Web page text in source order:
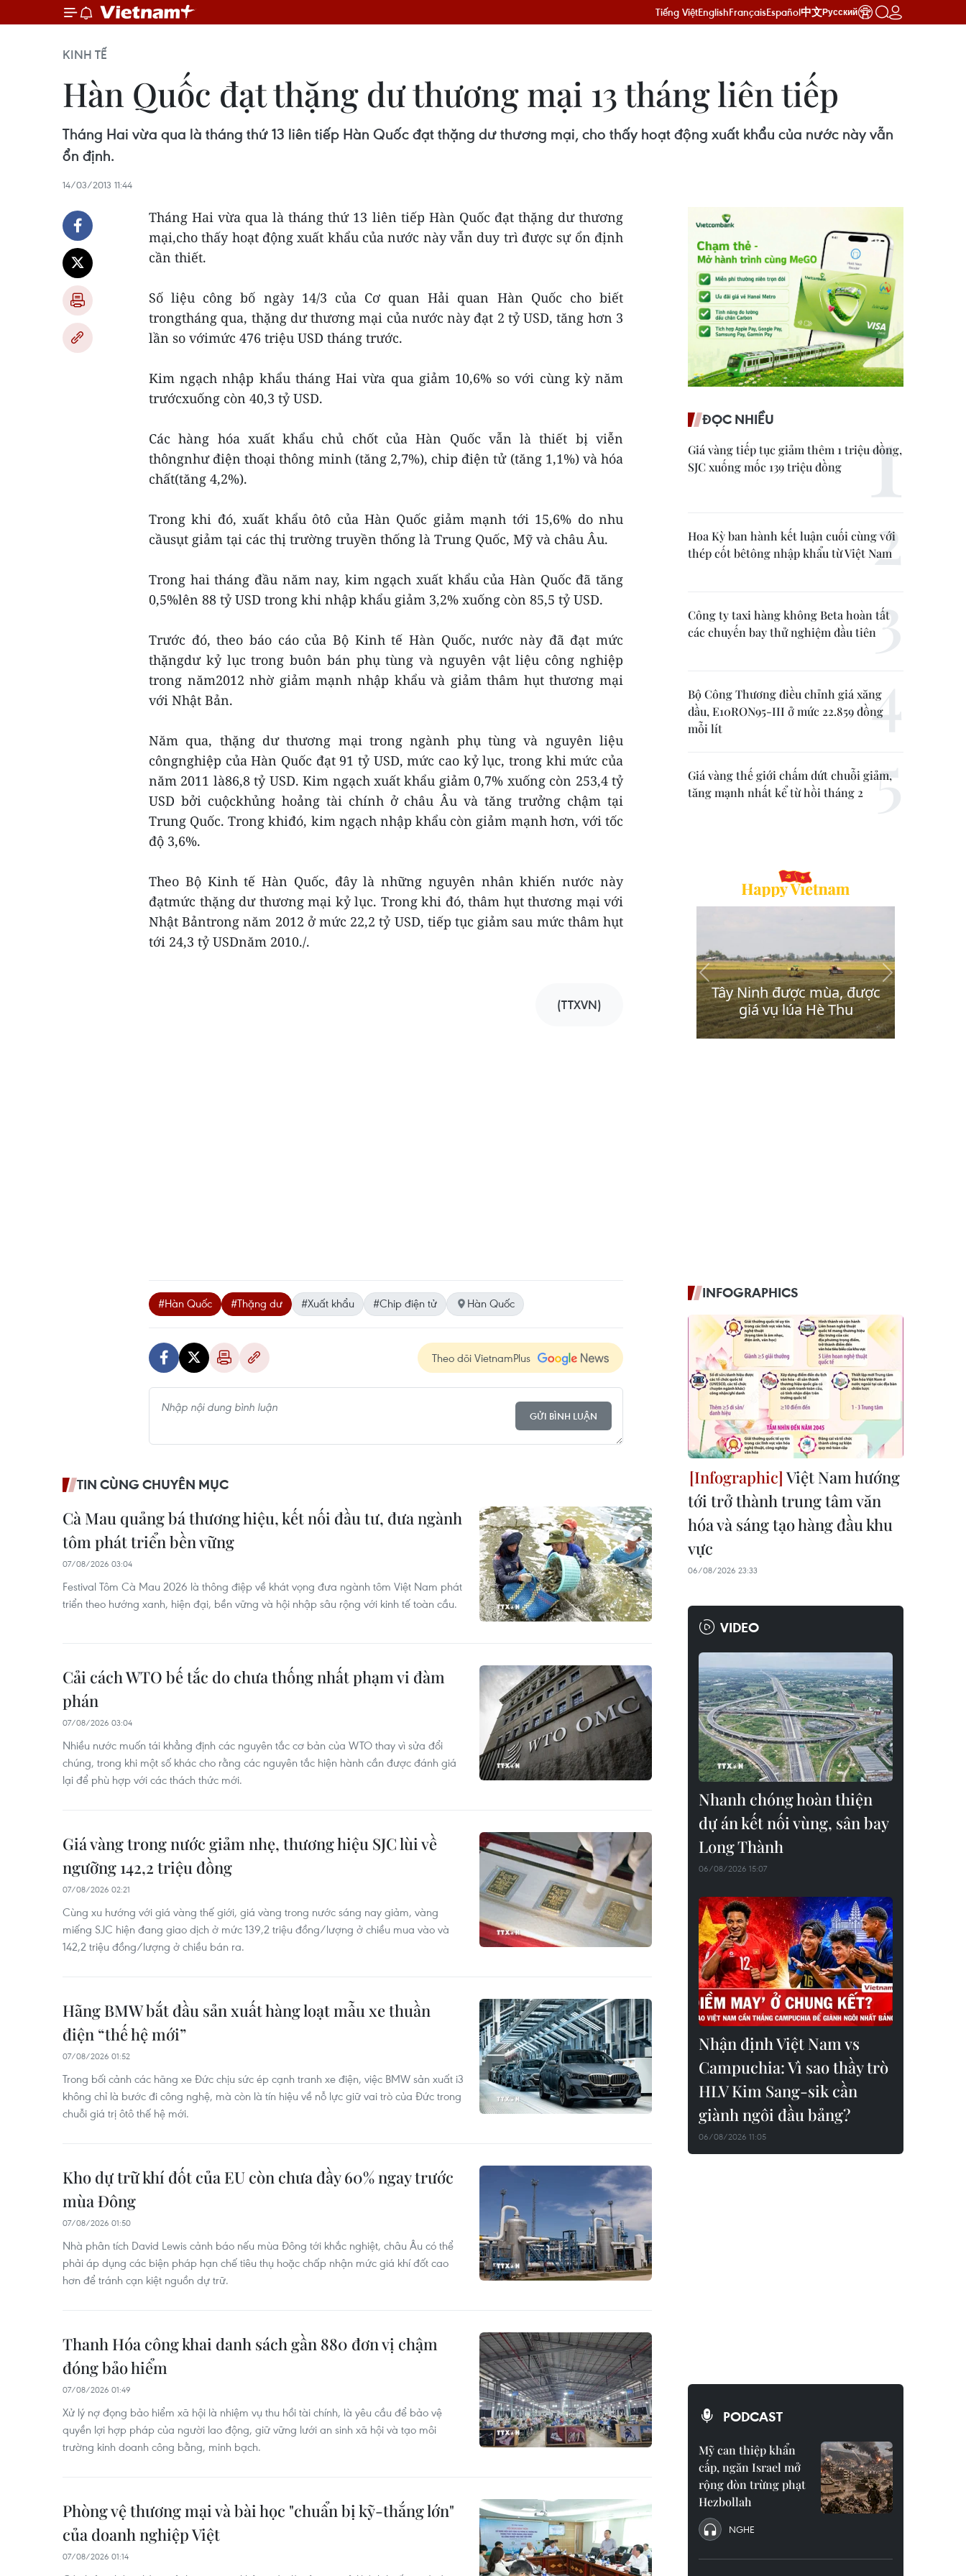
Tiếng ViệtEnglishFrançaisEspañol中文Русский
KINH TẾ
Hàn Quốc đạt thặng dư thương mại 13 tháng liên tiếp
Tháng Hai vừa qua là tháng thứ 13 liên tiếp Hàn Quốc đạt thặng dư thương mại, cho thấy hoạt động xuất khẩu của nước này vẫn
ổn định.
14/03/2013 11:44
Tháng Hai vừa qua là tháng thứ 13 liên tiếp Hàn Quốc đạt thặng dư thương
mại,cho thấy hoạt động xuất khẩu của nước này vẫn duy trì được sự ổn định
cần thiết.
Số liệu công bố ngày 14/3 của Cơ quan Hải quan Hàn Quốc cho biết
trongtháng qua, thặng dư thương mại của nước này đạt 2 tỷ USD, tăng hơn 3
lần so vớimức 476 triệu USD tháng trước.
Kim ngạch nhập khẩu tháng Hai vừa qua giảm 10,6% so với cùng kỳ năm
trướcxuống còn 40,3 tỷ USD.
Các hàng hóa xuất khẩu chủ chốt của Hàn Quốc vẫn là thiết bị viễn
thôngnhư điện thoại thông minh (tăng 2,7%), chip điện tử (tăng 1,1%) và hóa
chất(tăng 4,2%).
Trong khi đó, xuất khẩu ôtô của Hàn Quốc giảm mạnh tới 15,6% do nhu
cầusụt giảm tại các thị trường truyền thống là Trung Quốc, Mỹ và châu Âu.
Trong hai tháng đầu năm nay, kim ngạch xuất khẩu của Hàn Quốc đã tăng
0,5%lên 88 tỷ USD trong khi nhập khẩu giảm 3,2% xuống còn 85,5 tỷ USD.
Trước đó, theo báo cáo của Bộ Kinh tế Hàn Quốc, nước này đã đạt mức
thặngdư kỷ lục trong buôn bán phụ tùng và nguyên vật liệu công nghiệp
trong năm2012 nhờ giảm mạnh nhập khẩu và giảm thâm hụt thương mại
với Nhật Bản.
Năm qua, thặng dư thương mại trong ngành phụ tùng và nguyên liệu
côngnghiệp của Hàn Quốc đạt 91 tỷ USD, mức cao kỷ lục, trong khi mức của
năm 2011 là86,8 tỷ USD. Kim ngạch xuất khẩu giảm 0,7% xuống còn 253,4 tỷ
USD bởi cuộckhủng hoảng tài chính ở châu Âu và tăng trưởng chậm tại
Trung Quốc. Trong khiđó, kim ngạch nhập khẩu còn giảm mạnh hơn, với tốc
độ 3,6%.
Theo Bộ Kinh tế Hàn Quốc, đây là những nguyên nhân khiến nước này
đạtmức thặng dư thương mại kỷ lục. Trong khi đó, thâm hụt thương mại với
Nhật Bảntrong năm 2012 ở mức 22,2 tỷ USD, tiếp tục giảm sau mức thâm hụt
tới 24,3 tỷ USDnăm 2010./.
(TTXVN)
#Hàn Quốc #Thặng dư #Xuất khẩu #Chip điện tử Hàn Quốc
Theo dõi VietnamPlus
GỬI BÌNH LUẬN
TIN CÙNG CHUYÊN MỤC
Cà Mau quảng bá thương hiệu, kết nối đầu tư, đưa ngành
tôm phát triển bền vững
07/08/2026 03:04
Festival Tôm Cà Mau 2026 là thông điệp về khát vọng đưa ngành tôm Việt Nam phát
triển theo hướng xanh, hiện đại, bền vững và hội nhập sâu rộng với kinh tế toàn cầu.
Cải cách WTO bế tắc do chưa thống nhất phạm vi đàm
phán
07/08/2026 03:04
Nhiều nước muốn tái khẳng định các nguyên tắc cơ bản của WTO thay vì sửa đổi
chúng, trong khi một số khác cho rằng các nguyên tắc hiện hành cần được đánh giá
lại để phù hợp với các thách thức mới.
Giá vàng trong nước giảm nhẹ, thương hiệu SJC lùi về
ngưỡng 142,2 triệu đồng
07/08/2026 02:21
Cùng xu hướng với giá vàng thế giới, giá vàng trong nước sáng nay giảm, vàng
miếng SJC hiện đang giao dịch ở mức 139,2 triệu đồng/lượng ở chiều mua vào và
142,2 triệu đồng/lượng ở chiều bán ra.
Hãng BMW bắt đầu sản xuất hàng loạt mẫu xe thuần
điện “thế hệ mới”
07/08/2026 01:52
Trong bối cảnh các hãng xe Đức chịu sức ép cạnh tranh xe điện, việc BMW sản xuất i3
không chỉ là bước đi công nghệ, mà còn là tín hiệu về nỗ lực giữ vai trò của Đức trong
chuỗi giá trị ôtô thế hệ mới.
Kho dự trữ khí đốt của EU còn chưa đầy 60% ngay trước
mùa Đông
07/08/2026 01:50
Nhà phân tích David Lewis cảnh báo nếu mùa Đông tới khắc nghiệt, châu Âu có thể
phải áp dụng các biện pháp hạn chế tiêu thụ hoặc chấp nhận mức giá khí đốt cao
hơn để tránh cạn kiệt nguồn dự trữ.
Thanh Hóa công khai danh sách gần 880 đơn vị chậm
đóng bảo hiểm
07/08/2026 01:49
Xử lý nợ đọng bảo hiểm xã hội là nhiệm vụ thu hồi tài chính, là yêu cầu để bảo vệ
quyền lợi hợp pháp của người lao động, giữ vững lưới an sinh xã hội và tạo môi
trường kinh doanh công bằng, minh bạch.
Phòng vệ thương mại và bài học "chuẩn bị kỹ-thắng lớn"
của doanh nghiệp Việt
07/08/2026 01:14
ĐỌC NHIỀU
Giá vàng tiếp tục giảm thêm 1 triệu đồng,
SJC xuống mốc 139 triệu đồng
Hoa Kỳ ban hành kết luận cuối cùng với
thép cốt bêtông nhập khẩu từ Việt Nam
Công ty taxi hàng không Beta hoàn tất
các chuyến bay thử nghiệm đầu tiên
Bộ Công Thương điều chỉnh giá xăng
dầu, E10RON95-III ở mức 22.859 đồng
mỗi lít
Giá vàng thế giới chấm dứt chuỗi giảm,
tăng mạnh nhất kể từ hồi tháng 2
INFOGRAPHICS
Việt Nam hướng
tới trở thành trung tâm văn
hóa và sáng tạo hàng đầu khu
vực
06/08/2026 23:33
VIDEO
Nhanh chóng hoàn thiện
dự án kết nối vùng, sân bay
Long Thành
06/08/2026 15:07
Nhận định Việt Nam vs
Campuchia: Vì sao thầy trò
HLV Kim Sang-sik cần
giành ngôi đầu bảng?
06/08/2026 11:05
PODCAST
Mỹ can thiệp khẩn
cấp, ngăn Israel mở
rộng đòn trừng phạt
Hezbollah
NGHE